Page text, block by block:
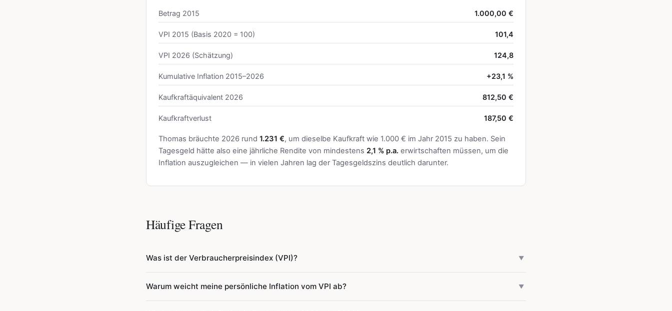
Betrag 2015 1.000,00 €
VPI 2015 (Basis 2020 = 100) 101,4
VPI 2026 (Schätzung) 124,8
Kumulative Inflation 2015–2026 +23,1 %
Kaufkraftäquivalent 2026 812,50 €
Kaufkraftverlust 187,50 €
Thomas bräuchte 2026 rund 1.231 €, um dieselbe Kaufkraft wie 1.000 € im Jahr 2015 zu haben. Sein
Tagesgeld hätte also eine jährliche Rendite von mindestens 2,1 % p.a. erwirtschaften müssen, um die
Inflation auszugleichen — in vielen Jahren lag der Tagesgeldszins deutlich darunter.
Häufige Fragen
Was ist der Verbraucherpreisindex (VPI)? ▼
Dienstleistungen, die private Haushalte in Deutschland kaufen. Er wird monatlich vom Statistischen
Bundesamt (Destatis) veröffentlicht. Das aktuelle Basisjahr ist 2020 = 100. Ein VPI von 124,8 bedeutet, dass
Warum weicht meine persönliche Inflation vom VPI ab? ▼